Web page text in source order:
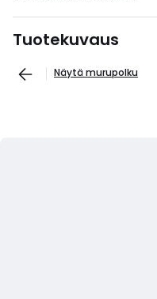
Tuotekuvaus
Näytä murupolku